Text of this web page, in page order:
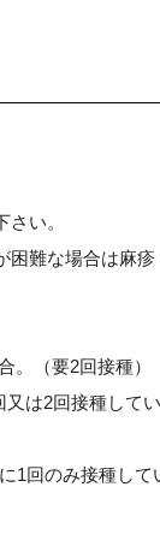
い。
困難な場合は麻
（要2回接種）
は2回接種して
1回のみ接種して